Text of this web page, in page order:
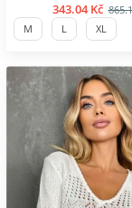
343.04 Kč
M L XL